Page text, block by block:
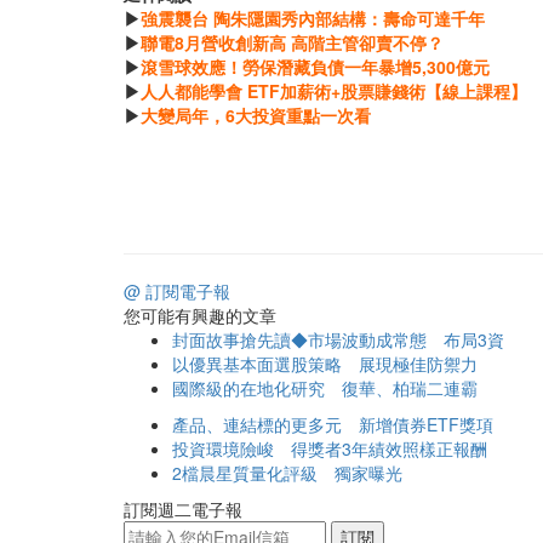
▶強震襲台 陶朱隱園秀內部結構：壽命可達千年
▶聯電8月營收創新高 高階主管卻賣不停？
▶滾雪球效應！勞保潛藏負債一年暴增5,300億元
▶ 人人都能學會 ETF加薪術+股票賺錢術【線上課程】
▶大變局年，6大投資重點一次看
@ 訂閱電子報
您可能有興趣的文章
封面故事搶先讀◆市場波動成常態 布局3資
以優異基本面選股策略 展現極佳防禦力
國際級的在地化研究 復華、柏瑞二連霸
產品、連結標的更多元 新增債券ETF獎項
投資環境險峻 得獎者3年績效照樣正報酬
2檔晨星質量化評級 獨家曝光
訂閱週二電子報
訂閱